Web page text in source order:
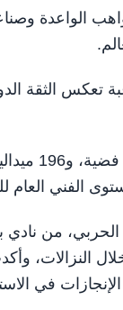
الواعدة
الكبيرة التي تجاوزت
وشهد اليوم
الفني العام
من
49 كجم، بعد أداء مميز
في